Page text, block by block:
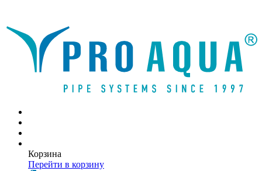
Корзина
Перейти в корзину